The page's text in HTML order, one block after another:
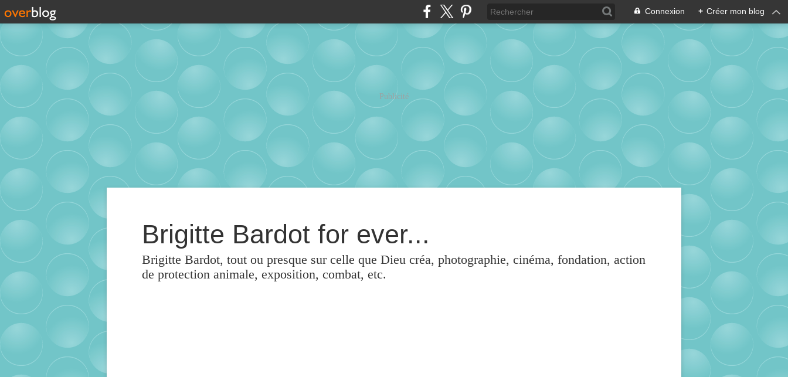
Connexion + Créer mon blog
Publicité
Brigitte Bardot for ever...
Brigitte Bardot, tout ou presque sur celle que Dieu créa, photographie, cinéma, fondation, action
de protection animale, exposition, combat, etc.